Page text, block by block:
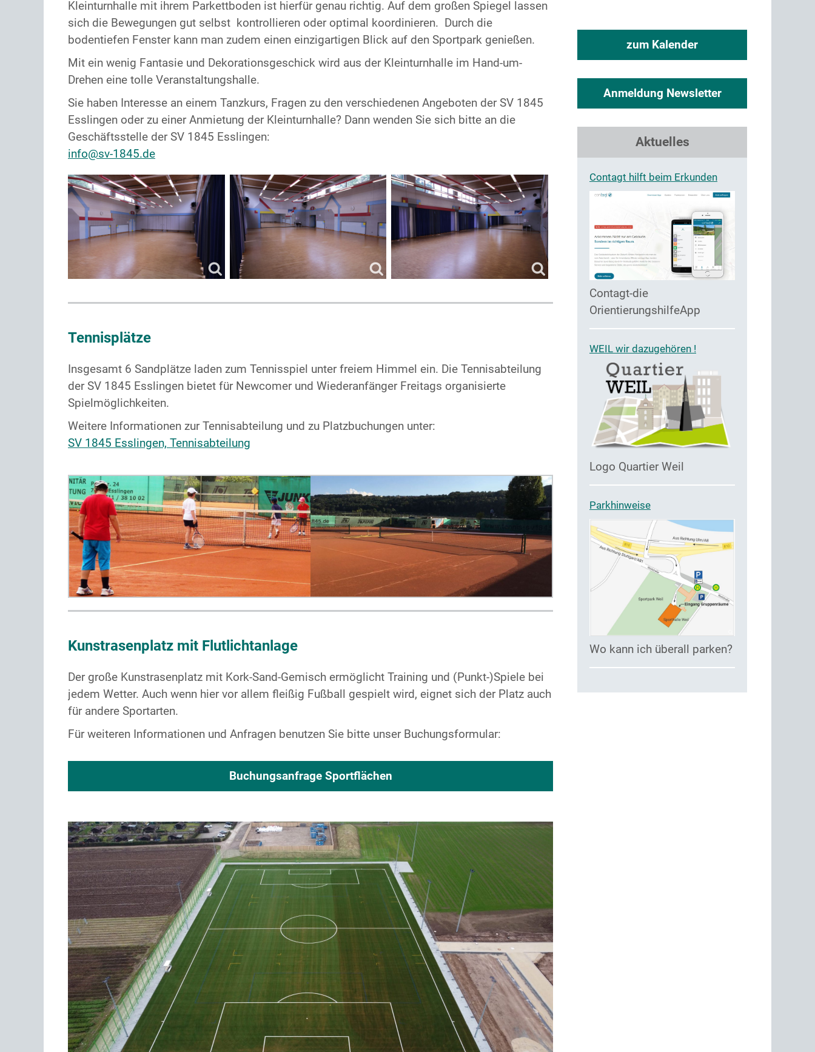
Kleinturnhalle mit ihrem Parkettboden ist hierfür genau richtig. Auf dem großen Spiegel lassen
sich die Bewegungen gut selbst kontrollieren oder optimal koordinieren. Durch die
bodentiefen Fenster kann man zudem einen einzigartigen Blick auf den Sportpark genießen.
Mit ein wenig Fantasie und Dekorationsgeschick wird aus der Kleinturnhalle im Hand-um-
Drehen eine tolle Veranstaltungshalle.
Sie haben Interesse an einem Tanzkurs, Fragen zu den verschiedenen Angeboten der SV 1845
Esslingen oder zu einer Anmietung der Kleinturnhalle? Dann wenden Sie sich bitte an die
Geschäftsstelle der SV 1845 Esslingen:
info@sv-1845.de
Tennisplätze
Insgesamt 6 Sandplätze laden zum Tennisspiel unter freiem Himmel ein. Die Tennisabteilung
der SV 1845 Esslingen bietet für Newcomer und Wiederanfänger Freitags organisierte
Spielmöglichkeiten.
Weitere Informationen zur Tennisabteilung und zu Platzbuchungen unter:
SV 1845 Esslingen, Tennisabteilung
Kunstrasenplatz mit Flutlichtanlage
Der große Kunstrasenplatz mit Kork-Sand-Gemisch ermöglicht Training und (Punkt-)Spiele bei
jedem Wetter. Auch wenn hier vor allem fleißig Fußball gespielt wird, eignet sich der Platz auch
für andere Sportarten.
Für weiteren Informationen und Anfragen benutzen Sie bitte unser Buchungsformular:
Buchungsanfrage Sportflächen
zum Kalender
Anmeldung Newsletter
Aktuelles
Contagt hilft beim Erkunden
Contagt-die
OrientierungshilfeApp
WEIL wir dazugehören !
Logo Quartier Weil
Parkhinweise
Wo kann ich überall parken?